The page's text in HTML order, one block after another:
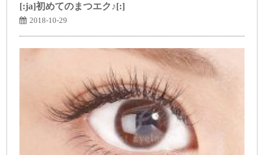
[:ja]初めてのまつエク♪[:]
2018-10-29